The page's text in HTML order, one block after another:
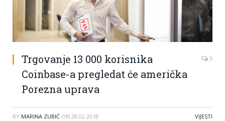
Trgovanje 13 000 korisnika
Coinbase-a pregledat će američka
Porezna uprava
3
BY MARINA ZUBIĆ ON 28.02.2018 VIJESTI